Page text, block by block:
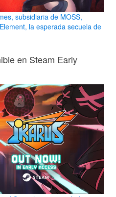
subsidiaria de MOSS,
la esperada secuela de
en Steam Early